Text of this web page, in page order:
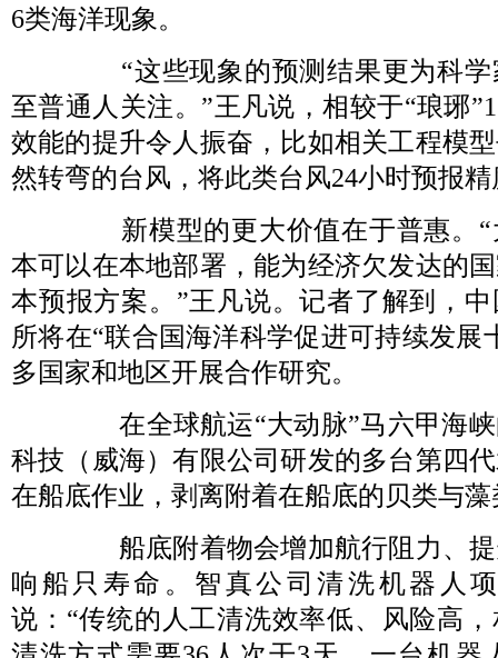
6类海洋现象。
“这些现象的预测结果更为科
至普通人关注。”王凡说，相较于“琅琊
效能的提升令人振奋，比如相关工程模
然转弯的台风，将此类台风24小时预报
新模型的更大价值在于普惠。
本可以在本地部署，能为经济欠发达的
本预报方案。”王凡说。记者了解到，
所将在“联合国海洋科学促进可持续发展
多国家和地区开展合作研究。
在全球航运“大动脉”马六甲海
科技（威海）有限公司研发的多台第四
在船底作业，剥离附着在船底的贝类与藻
船底附着物会增加航行阻力、
响船只寿命。智真公司清洗机器人
说：“传统的人工清洗效率低、风险高